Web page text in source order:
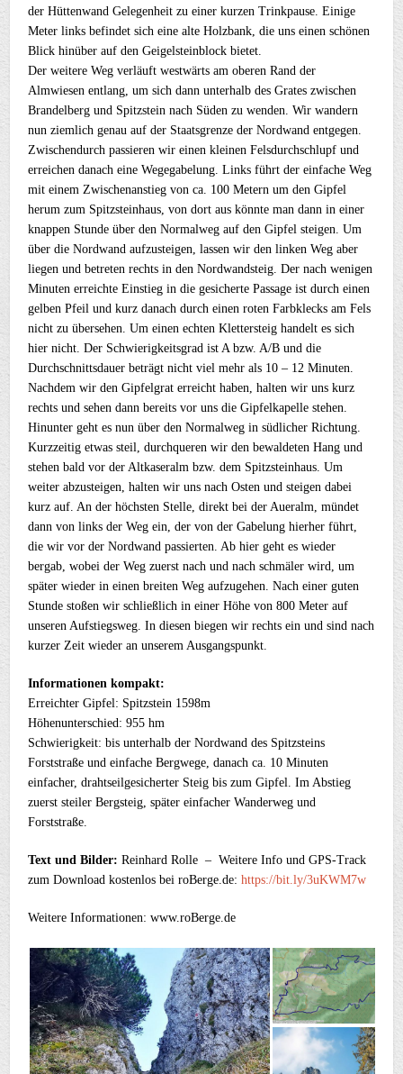
der Hüttenwand Gelegenheit zu einer kurzen Trinkpause. Einige
Meter links befindet sich eine alte Holzbank, die uns einen schönen
Blick hinüber auf den Geigelsteinblock bietet.
Der weitere Weg verläuft westwärts am oberen Rand der
Almwiesen entlang, um sich dann unterhalb des Grates zwischen
Brandelberg und Spitzstein nach Süden zu wenden. Wir wandern
nun ziemlich genau auf der Staatsgrenze der Nordwand entgegen.
Zwischendurch passieren wir einen kleinen Felsdurchschlupf und
erreichen danach eine Wegegabelung. Links führt der einfache Weg
mit einem Zwischenanstieg von ca. 100 Metern um den Gipfel
herum zum Spitzsteinhaus, von dort aus könnte man dann in einer
knappen Stunde über den Normalweg auf den Gipfel steigen. Um
über die Nordwand aufzusteigen, lassen wir den linken Weg aber
liegen und betreten rechts in den Nordwandsteig. Der nach wenigen
Minuten erreichte Einstieg in die gesicherte Passage ist durch einen
gelben Pfeil und kurz danach durch einen roten Farbklecks am Fels
nicht zu übersehen. Um einen echten Klettersteig handelt es sich
hier nicht. Der Schwierigkeitsgrad ist A bzw. A/B und die
Durchschnittsdauer beträgt nicht viel mehr als 10 – 12 Minuten.
Nachdem wir den Gipfelgrat erreicht haben, halten wir uns kurz
rechts und sehen dann bereits vor uns die Gipfelkapelle stehen.
Hinunter geht es nun über den Normalweg in südlicher Richtung.
Kurzzeitig etwas steil, durchqueren wir den bewaldeten Hang und
stehen bald vor der Altkaseralm bzw. dem Spitzsteinhaus. Um
weiter abzusteigen, halten wir uns nach Osten und steigen dabei
kurz auf. An der höchsten Stelle, direkt bei der Aueralm, mündet
dann von links der Weg ein, der von der Gabelung hierher führt,
die wir vor der Nordwand passierten. Ab hier geht es wieder
bergab, wobei der Weg zuerst nach und nach schmäler wird, um
später wieder in einen breiten Weg aufzugehen. Nach einer guten
Stunde stoßen wir schließlich in einer Höhe von 800 Meter auf
unseren Aufstiegsweg. In diesen biegen wir rechts ein und sind nach
kurzer Zeit wieder an unserem Ausgangspunkt.
Informationen kompakt:
Erreichter Gipfel: Spitzstein 1598m
Höhenunterschied: 955 hm
Schwierigkeit: bis unterhalb der Nordwand des Spitzsteins
Forststraße und einfache Bergwege, danach ca. 10 Minuten
einfacher, drahtseilgesicherter Steig bis zum Gipfel. Im Abstieg
zuerst steiler Bergsteig, später einfacher Wanderweg und
Forststraße.
Text und Bilder:Reinhard Rolle – Weitere Info und GPS-Track
zum Download kostenlos bei roBerge.de:https://bit.ly/3uKWM7w
Weitere Informationen: www.roBerge.de